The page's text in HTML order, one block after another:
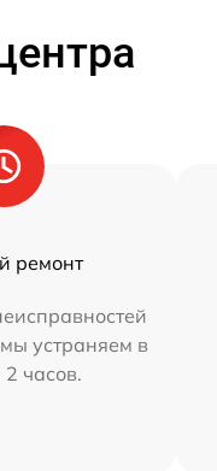
ремонт
устраняем в
2 часов.